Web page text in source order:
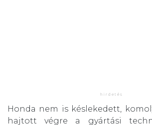
Honda nem is késlekedett,
hajtott végre a gyártási